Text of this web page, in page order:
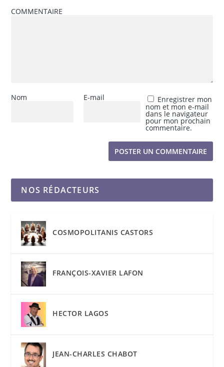
COMMENTAIRE
Nom E-mail Enregistrer mon
nom et mon e-mail
dans le navigateur
pour mon prochain
commentaire.
NOS RÉDACTEURS
COSMOPOLITANIS CASTORS
FRANÇOIS-XAVIER LAFON
HECTOR LAGOS
JEAN-CHARLES CHABOT